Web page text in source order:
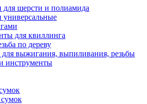
для шерсти и полиамида
универсальные
для квиллинга
по дереву
для выжигания, выпиливания, резьбы
инструменты